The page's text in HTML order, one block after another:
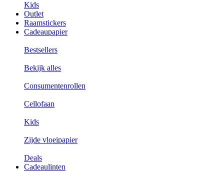
Kids
Outlet
Raamstickers
Cadeaupapier
Bestsellers
Bekijk alles
Consumentenrollen
Cellofaan
Kids
Zijde vloeipapier
Deals
Cadeaulinten